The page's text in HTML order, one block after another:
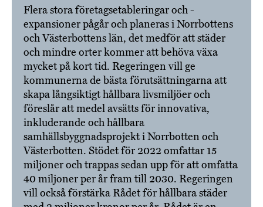
Flera stora företagsetableringar och -
expansioner pågår och planeras i Norrbottens
och Västerbottens län, det medför att städer
och mindre orter kommer att behöva växa
mycket på kort tid. Regeringen vill ge
kommunerna de bästa förutsättningarna att
skapa långsiktigt hållbara livsmiljöer och
föreslår att medel avsätts för innovativa,
inkluderande och hållbara
samhällsbyggnadsprojekt i Norrbotten och
Västerbotten. Stödet för 2022 omfattar 15
miljoner och trappas sedan upp för att omfatta
40 miljoner per år fram till 2030. Regeringen
vill också förstärka Rådet för hållbara städer